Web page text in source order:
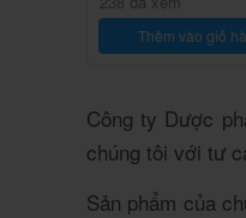
Thêm vào giỏ
Công ty Dược
chúng tôi với tư
Sản phẩm của